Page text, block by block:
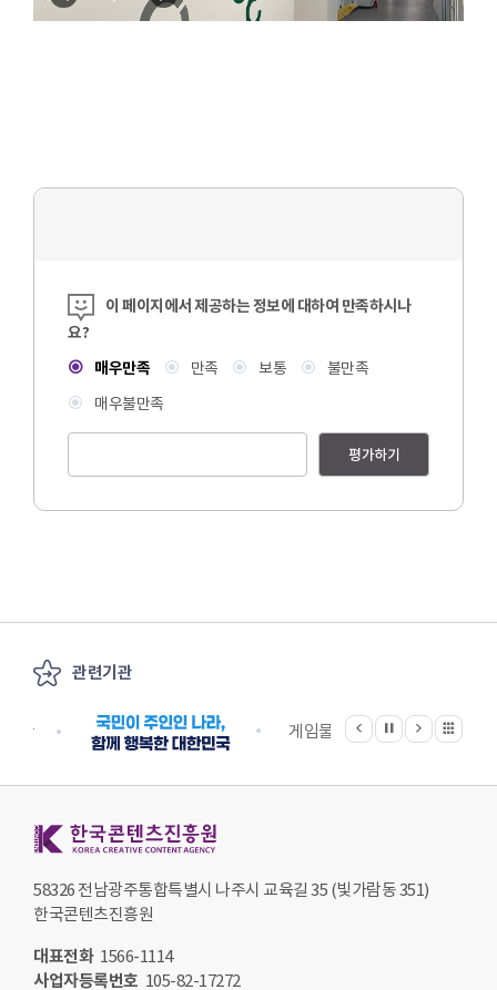
콘텐츠 만족도 조사
이 페이지에서 제공하는 정보에 대하여 만족하시나
요?
매우만족
만족 보통
불만족
매우불만족
평가하기
관련기관
게임물관리위원회
이전
정지
다음 관련기관 전체보기
58326 전남광주통합특별시 나주시 교육길 35 (빛가람동 351)
한국콘텐츠진흥원
대표전화 1566-1114
사업자등록번호 105-82-17272